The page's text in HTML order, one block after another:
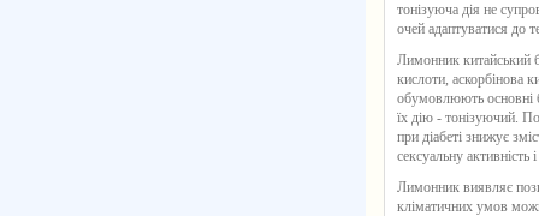
тонізуюча дія не
очей адаптуватися до
Лимонник китайський
кислоти, аскорбінова
обумовлюють основні
їх дію - тонізуючий.
при діабеті знижує
сексуальну активність
Лимонник виявляє
кліматичних умов